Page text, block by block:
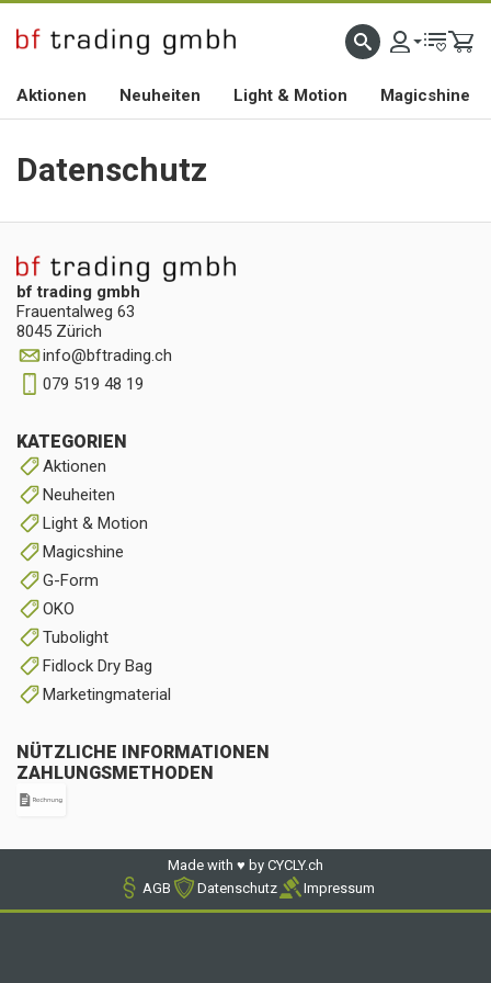
HOCHWERTIGES BIKEZUBEHÖR SEIT 2010
Aktionen Neuheiten Light & Motion Magicshine
Datenschutz
bf trading gmbh
Frauentalweg 63
8045 Zürich
info@bftrading.ch
079 519 48 19
KATEGORIEN
Aktionen
Neuheiten
Light & Motion
Magicshine
G-Form
OKO
Tubolight
Fidlock Dry Bag
Marketingmaterial
NÜTZLICHE INFORMATIONEN
ZAHLUNGSMETHODEN
Made with ♥ by CYCLY.ch
AGB
Datenschutz Impressum